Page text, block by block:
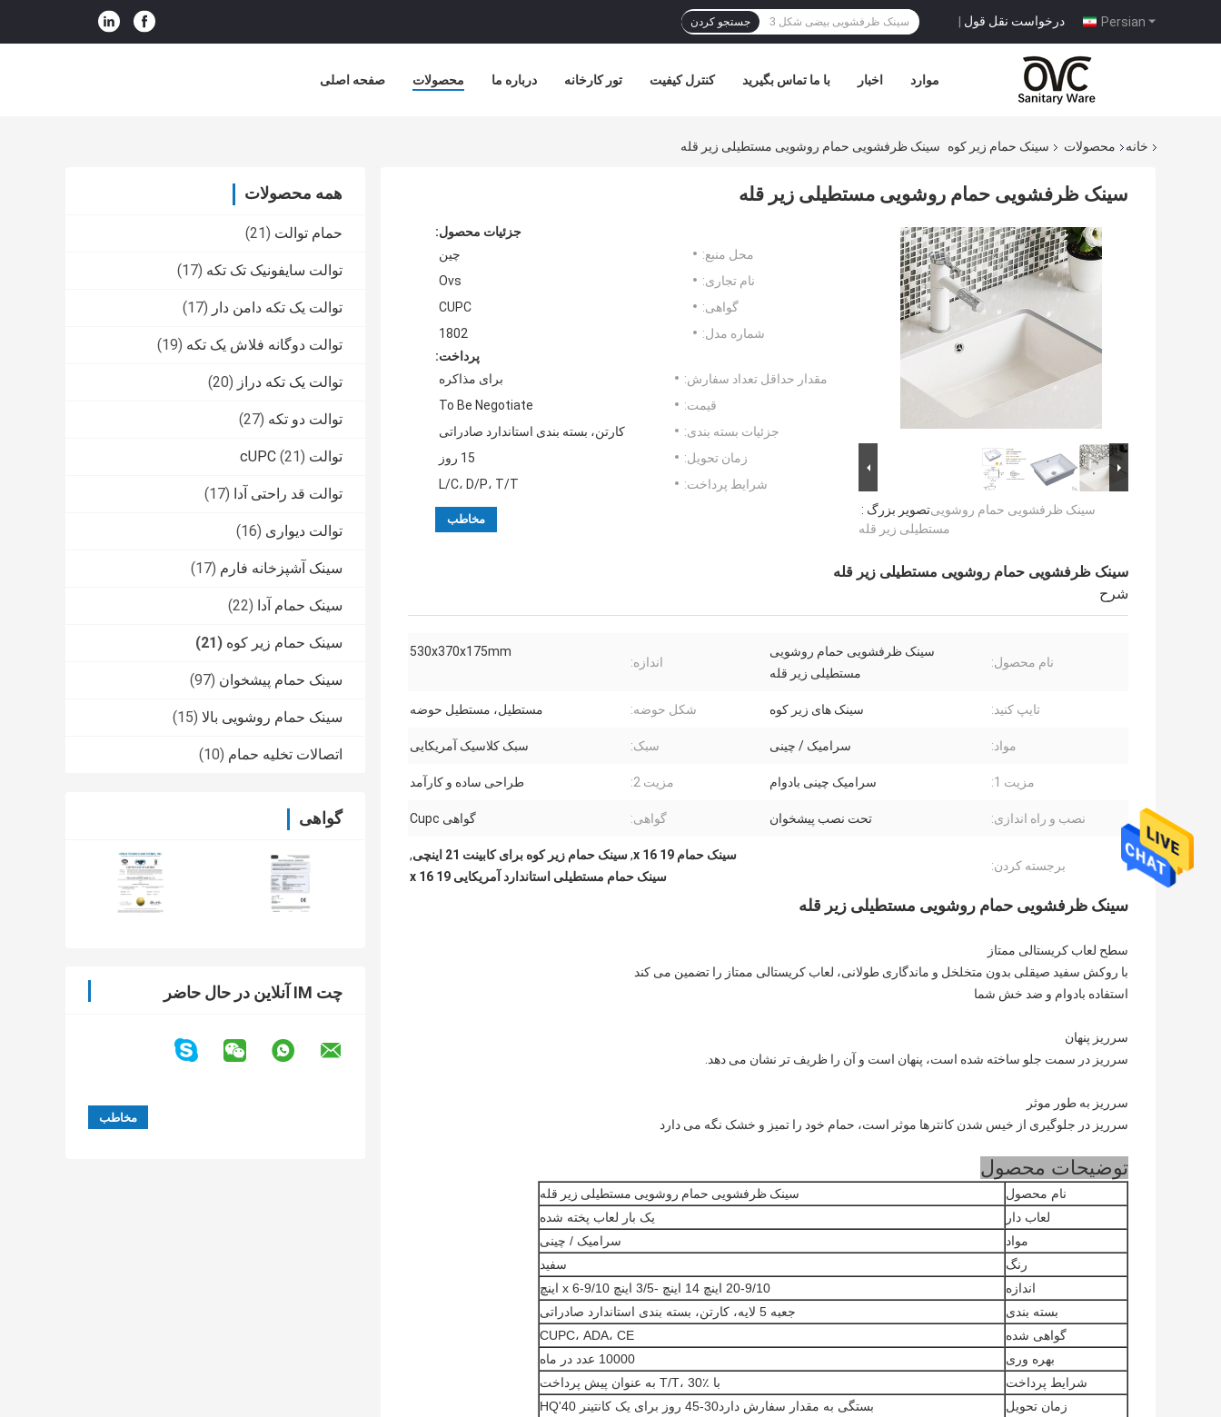
Persian درخواست نقل قول | جستجو کردن
صفحه اصلی محصولات درباره ما تور کارخانه کنترل کیفیت با ما تماس بگیرید اخبار موارد
خانه محصولات سینک حمام زیر کوه سینک ظرفشویی حمام روشویی مستطیلی زیر قله
همه محصولات
حمام توالت (21)
توالت سایفونیک تک تکه (17)
توالت یک تکه دامن دار (17)
توالت دوگانه فلاش یک تکه (19)
توالت یک تکه دراز (20)
توالت دو تکه (27)
توالت cUPC (21)
توالت قد راحتی آدا (17)
توالت دیواری (16)
سینک آشپزخانه فارم (17)
سینک حمام آدا (22)
سینک حمام زیر کوه (21)
سینک حمام پیشخوان (97)
سینک حمام روشویی بالا (15)
اتصالات تخلیه حمام (10)
گواهی
چت IM آنلاین در حال حاضر
سینک ظرفشویی حمام روشویی مستطیلی زیر قله
تصویر بزرگ :سینک ظرفشویی حمام روشویی
مستطیلی زیر قله
جزئیات محصول:
محل منبع:
چین
نام تجاری:
Ovs
گواهی:
CUPC
شماره مدل:
1802
پرداخت:
مقدار حداقل تعداد سفارش:
برای مذاکره
قیمت:
To Be Negotiate
جزئیات بسته بندی:
کارتن، بسته بندی استاندارد صادراتی
زمان تحویل:
15 روز
شرایط پرداخت:
L/C، D/P، T/T
مخاطب
سینک ظرفشویی حمام روشویی مستطیلی زیر قله
شرح
نام محصول:
سینک ظرفشویی حمام روشویی
مستطیلی زیر قله
اندازه:
530x370x175mm
تایپ کنید: سینک های زیر کوه شکل حوضه: مستطیل، مستطیل حوضه
مواد: سرامیک / چینی سبک: سبک کلاسیک آمریکایی
مزیت 1: سرامیک چینی بادوام مزیت 2: طراحی ساده و کارآمد
نصب و راه اندازی: تحت نصب پیشخوان گواهی: گواهی Cupc
برجسته کردن:
سینک حمام 19 x 16 ,سینک حمام زیر کوه برای کابینت 21 اینچی
,
سینک حمام مستطیلی استاندارد آمریکایی 19 x 16
سینک ظرفشویی حمام روشویی مستطیلی زیر قله
سطح لعاب کریستالی ممتاز
با روکش سفید صیقلی بدون متخلخل و ماندگاری طولانی، لعاب کریستالی ممتاز را تضمین می کند
استفاده بادوام و ضد خش شما
سرریز پنهان
سرریز در سمت جلو ساخته شده است، پنهان است و آن را ظریف تر نشان می دهد.
سرریز به طور موثر
سرریز در جلوگیری از خیس شدن کانترها موثر است، حمام خود را تمیز و خشک نگه می دارد
توضیحات محصول
نام محصول
سینک ظرفشویی حمام روشویی مستطیلی زیر قله
لعاب دار
یک بار لعاب پخته شده
مواد
سرامیک / چینی
رنگ
سفید
اندازه
20-9/10 اینچ 14 اینچ -3/5 اینچ x 6-9/10 اینچ
بسته بندی
جعبه 5 لایه، کارتن، بسته بندی استاندارد صادراتی
گواهی شده
CUPC، ADA، CE
بهره وری
10000 عدد در ماه
شرایط پرداخت
با T/T، 30٪ به عنوان پیش پرداخت
زمان تحویل
بستگی به مقدار سفارش دارد30-45 روز برای یک کانتینر 40'HQ